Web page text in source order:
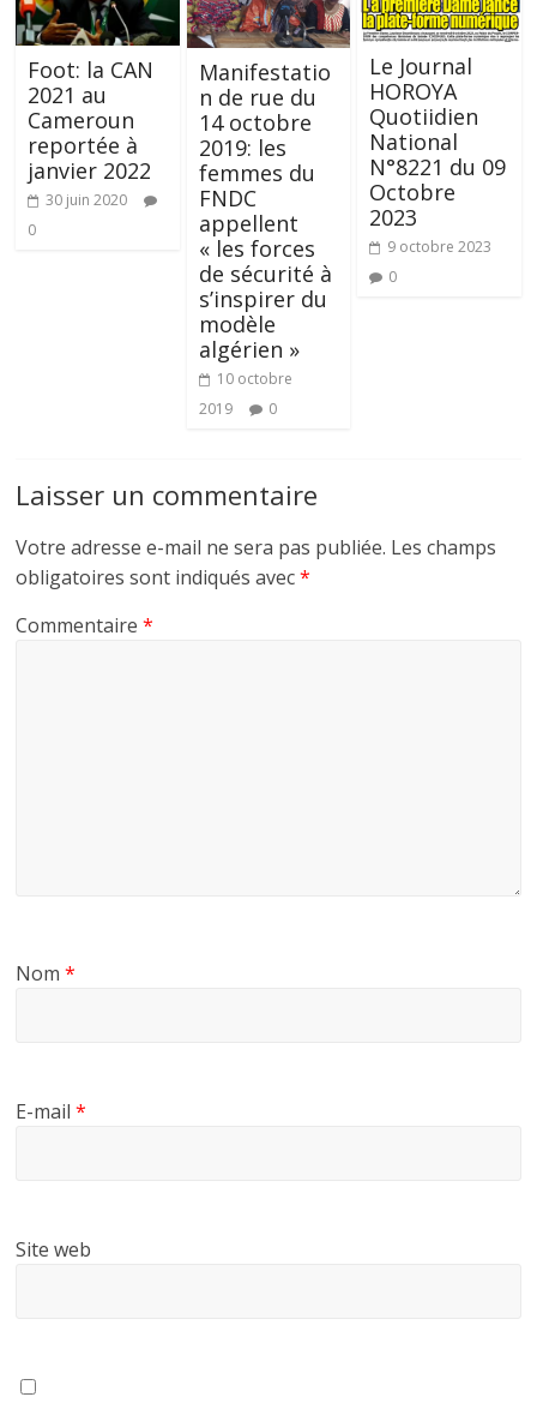
Foot: la CAN
2021 au
Cameroun
reportée à
janvier 2022
30 juin 2020
0
Manifestatio
n de rue du
14 octobre
2019: les
femmes du
FNDC
appellent
« les forces
de sécurité à
s’inspirer du
modèle
algérien »
10 octobre
2019
0
Le Journal
HOROYA
Quotiidien
National
N°8221 du 09
Octobre
2023
9 octobre 2023
0
Laisser un commentaire
Votre adresse e-mail ne sera pas publiée. Les champs
obligatoires sont indiqués avec*
Commentaire*
Nom*
E-mail*
Site web